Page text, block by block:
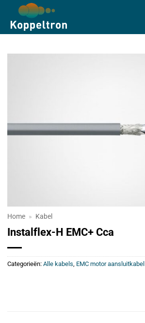
inhoud
Home » Kabel
Instalflex-H EMC+ Cca
Categorieën: Alle kabels EMC motor aansluitkabel